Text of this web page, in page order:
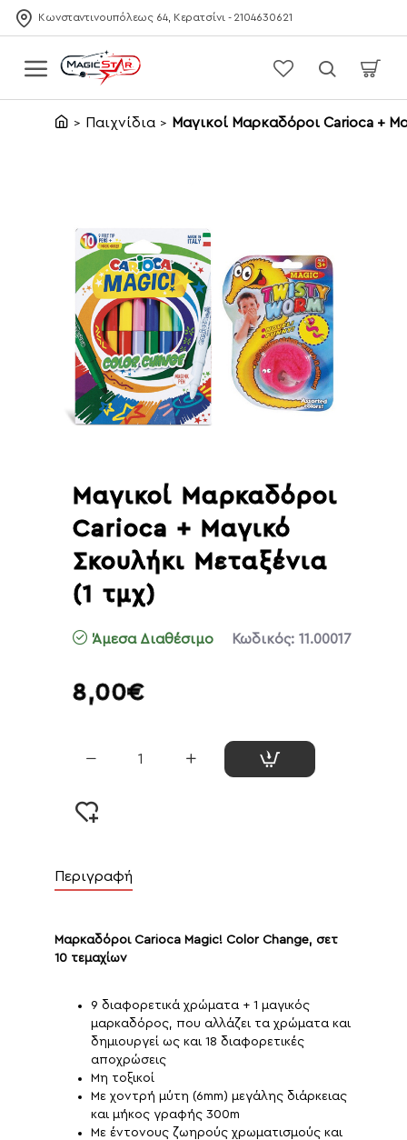
Κωνσταντινουπόλεως 64, Κερατσίνι - 2104630621
Παιχνίδια Μαγικοί Μαρκαδόροι Carioca +
Μαγικοί Μαρκαδόροι
Carioca + Μαγικό
Σκουλήκι Μεταξένια
(1 τμχ)
Άμεσα Διαθέσιμο Κωδικός: 11.00017
8,00€
Περιγραφή
Μαρκαδόροι Carioca Magic! Color Change, σετ
10 τεμαχίων
9 διαφορετικά χρώματα + 1 μαγικός
μαρκαδόρος, που αλλάζει τα χρώματα και
δημιουργεί ως και 18 διαφορετικές
αποχρώσεις
Μη τοξικοί
Με χοντρή μύτη (6mm) μεγάλης διάρκειας
και μήκος γραφής 300m
Με έντονους ζωηρούς χρωματισμούς και